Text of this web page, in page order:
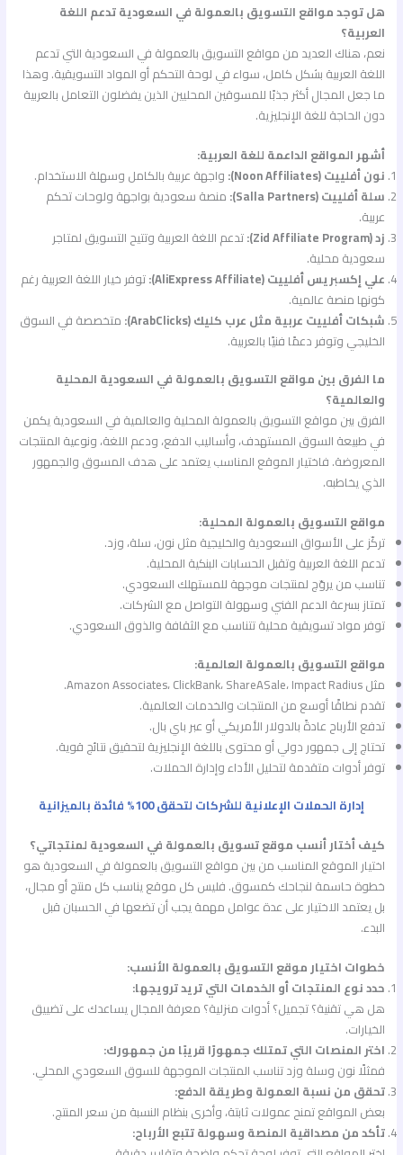
هل توجد مواقع التسويق بالعمولة في السعودية تدعم اللغة
العربية؟
نعم، هناك العديد من مواقع التسويق بالعمولة في السعودية التي تدعم
اللغة العربية بشكل كامل، سواء في لوحة التحكم أو المواد التسويقية. وهذا
ما جعل المجال أكثر جذبًا للمسوقين المحليين الذين يفضلون التعامل بالعربية
دون الحاجة للغة الإنجليزية.
أشهر المواقع الداعمة للغة العربية:
نون أفلييت (Noon Affiliates):
واجهة عربية بالكامل وسهلة الاستخدام.
سلة أفلييت (Salla Partners):
منصة سعودية بواجهة ولوحات تحكم
عربية.
زد (Zid Affiliate Program):
تدعم اللغة العربية وتتيح التسويق لمتاجر
سعودية محلية.
علي إكسبريس أفلييت (AliExpress Affiliate):
توفر خيار اللغة العربية رغم
كونها منصة عالمية.
شبكات أفلييت عربية مثل عرب كليك (ArabClicks):
متخصصة في السوق
الخليجي وتوفر دعمًا فنيًا بالعربية.
ما الفرق بين مواقع التسويق بالعمولة في السعودية المحلية
والعالمية؟
الفرق بين مواقع التسويق بالعمولة المحلية والعالمية في السعودية يكمن
في طبيعة السوق المستهدف، وأساليب الدفع، ودعم اللغة، ونوعية المنتجات
المعروضة. فاختيار الموقع المناسب يعتمد على هدف المسوق والجمهور
الذي يخاطبه.
مواقع التسويق بالعمولة المحلية:
تركّز على الأسواق السعودية والخليجية مثل نون، سلة، وزد.
تدعم اللغة العربية وتقبل الحسابات البنكية المحلية.
تناسب من يروّج لمنتجات موجهة للمستهلك السعودي.
تمتاز بسرعة الدعم الفني وسهولة التواصل مع الشركات.
توفر مواد تسويقية محلية تتناسب مع الثقافة والذوق السعودي.
مواقع التسويق بالعمولة العالمية:
مثل Amazon Associates، ClickBank، ShareASale، Impact Radius.
تقدم نطاقًا أوسع من المنتجات والخدمات العالمية.
تدفع الأرباح عادةً بالدولار الأمريكي أو عبر باي بال.
تحتاج إلى جمهور دولي أو محتوى باللغة الإنجليزية لتحقيق نتائج قوية.
توفر أدوات متقدمة لتحليل الأداء وإدارة الحملات.
إدارة الحملات الإعلانية للشركات لتحقق 100% فائدة بالميزانية
كيف أختار أنسب موقع تسويق بالعمولة في السعودية لمنتجاتي؟
اختيار الموقع المناسب من بين مواقع التسويق بالعمولة في السعودية هو
خطوة حاسمة لنجاحك كمسوق. فليس كل موقع يناسب كل منتج أو مجال،
بل يعتمد الاختيار على عدة عوامل مهمة يجب أن تضعها في الحسبان قبل
البدء.
خطوات اختيار موقع التسويق بالعمولة الأنسب:
حدد نوع المنتجات أو الخدمات التي تريد ترويجها:
هل هي تقنية؟ تجميل؟ أدوات منزلية؟ معرفة المجال يساعدك على تضييق
الخيارات.
اختر المنصات التي تمتلك جمهورًا قريبًا من جمهورك:
فمثلًا نون وسلة وزد تناسب المنتجات الموجهة للسوق السعودي المحلي.
تحقق من نسبة العمولة وطريقة الدفع:
بعض المواقع تمنح عمولات ثابتة، وأخرى بنظام النسبة من سعر المنتج.
تأكد من مصداقية المنصة وسهولة تتبع الأرباح: